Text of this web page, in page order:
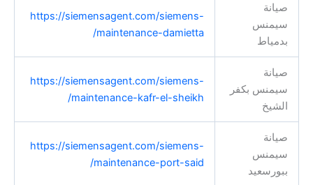
صيانة
سيمنس
بدمياط
https://siemensagent.com/siemens-
maintenance-damietta/
صيانة
سيمنس بكفر
الشيخ
https://siemensagent.com/siemens-
maintenance-kafr-el-sheikh/
صيانة
سيمنس
ببورسعيد
https://siemensagent.com/siemens-
maintenance-port-said/